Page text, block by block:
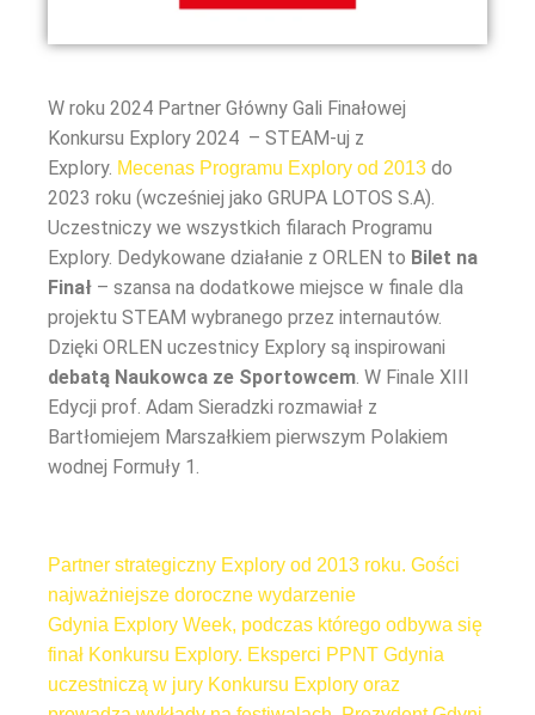
W roku 2024 Partner Główny Gali Finałowej
Konkursu Explory 2024 – STEAM-uj z
Explory. Mecenas Programu Explory od 2013do
2023 roku(wcześniej jako GRUPA LOTOS S.A).
Uczestniczy we wszystkich filarach Programu
Explory. Dedykowane działanie z ORLEN to Bilet na
Finał – szansa na dodatkowe miejsce w finale dla
projektu STEAM wybranego przez internautów.
Dzięki ORLEN uczestnicy Explory są inspirowani
debatą Naukowca ze Sportowcem. W Finale XIII
Edycji prof. Adam Sieradzki rozmawiał z
Bartłomiejem Marszałkiem pierwszym Polakiem
wodnej Formuły 1.
Partner strategiczny Explory od 2013 roku. Gości
najważniejsze doroczne wydarzenie
Gdynia Explory Week, podczas którego odbywa się
finał Konkursu Explory. Eksperci PPNT Gdynia
uczestniczą w jury Konkursu Explory oraz